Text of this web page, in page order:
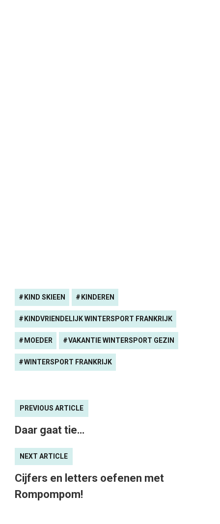
KIND SKIEEN KINDEREN
KINDVRIENDELIJK WINTERSPORT FRANKRIJK
MOEDER VAKANTIE WINTERSPORT GEZIN
WINTERSPORT FRANKRIJK
PREVIOUS ARTICLE
Daar gaat tie…
NEXT ARTICLE
Cijfers en letters oefenen met
Rompompom!